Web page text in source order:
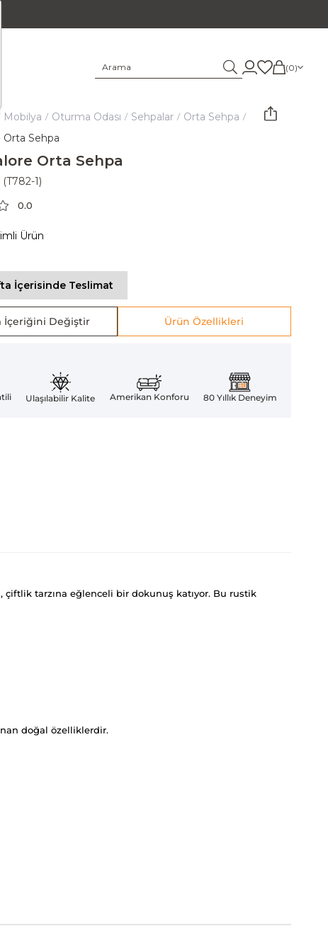
0
Mobilya Oturma Odası Sehpalar
Orta Sehpa
Orta Sehpa
Orta Sehpa
(T782-1)
0.0
Ürün
İçerisinde Teslimat
İçeriğini Değiştir Ürün Özellikleri
Ulaşılabilir Kalite Amerikan Konforu 80 Yıllık Deneyim
çiftlik tarzına eğlenceli bir dokunuş katıyor. Bu rustik
doğal özelliklerdir.